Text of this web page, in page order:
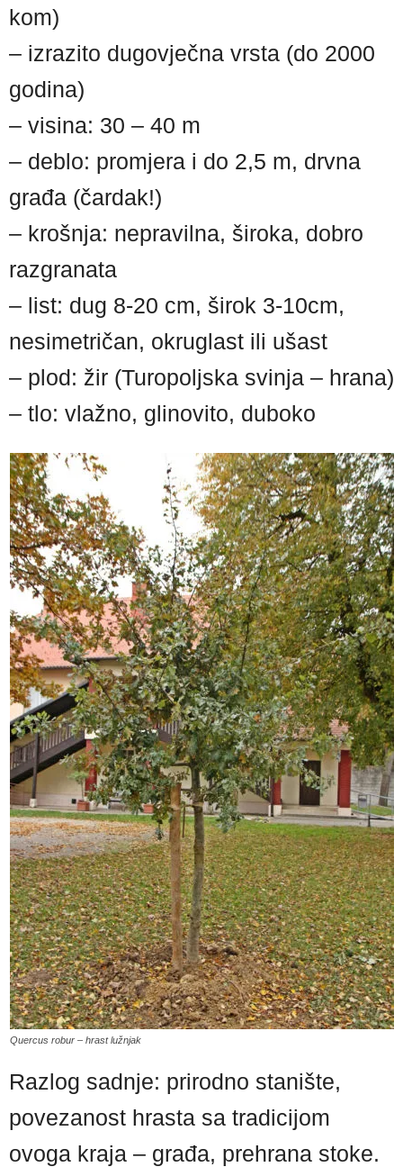
kom)
– izrazito dugovječna vrsta (do 2000
godina)
– visina: 30 – 40 m
– deblo: promjera i do 2,5 m, drvna
građa (čardak!)
– krošnja: nepravilna, široka, dobro
razgranata
– list: dug 8-20 cm, širok 3-10cm,
nesimetričan, okruglast ili ušast
– plod: žir (Turopoljska svinja – hrana)
– tlo: vlažno, glinovito, duboko
Quercus robur – hrast lužnjak
Razlog sadnje: prirodno stanište,
povezanost hrasta sa tradicijom
ovoga kraja – građa, prehrana stoke.